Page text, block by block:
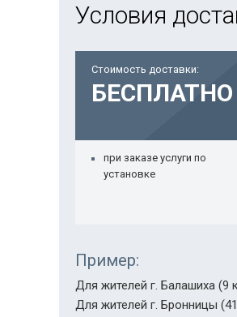
Условия
Стоимость доставки:
БЕСПЛАТНО
при заказе услуги по
установке
Пример:
Для жителей г. Балашиха
Для жителей г. Бронницы